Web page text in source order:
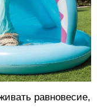
равновесие,